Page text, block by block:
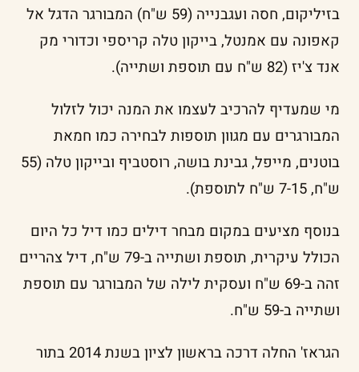
בזיליקום, חסה ועגבנייה (59 ש"ח) המבורגר הדגל אל
קאפונה עם אמנטל, בייקון טלה קריספי וכדורי מק
אנד צ'יז (82 ש"ח עם תוספת ושתייה).
מי שמעדיף להרכיב לעצמו את המנה יכול לזלול
המבורגרים עם מגוון תוספות לבחירה כמו חמאת
בוטנים, מייפל, גבינת בושה, רוסטביף ובייקון טלה (55
ש"ח, 7-15 ש"ח לתוספת).
בנוסף מציעים במקום מבחר דילים כמו דיל כל היום
הכולל עיקרית, תוספת ושתייה ב-79 ש"ח, דיל צהריים
זהה ב-69 ש"ח ועסקית לילה של המבורגר עם תוספת
ושתייה ב-59 ש"ח.
הגראז' החלה דרכה בראשון לציון בשנת 2014 בתור